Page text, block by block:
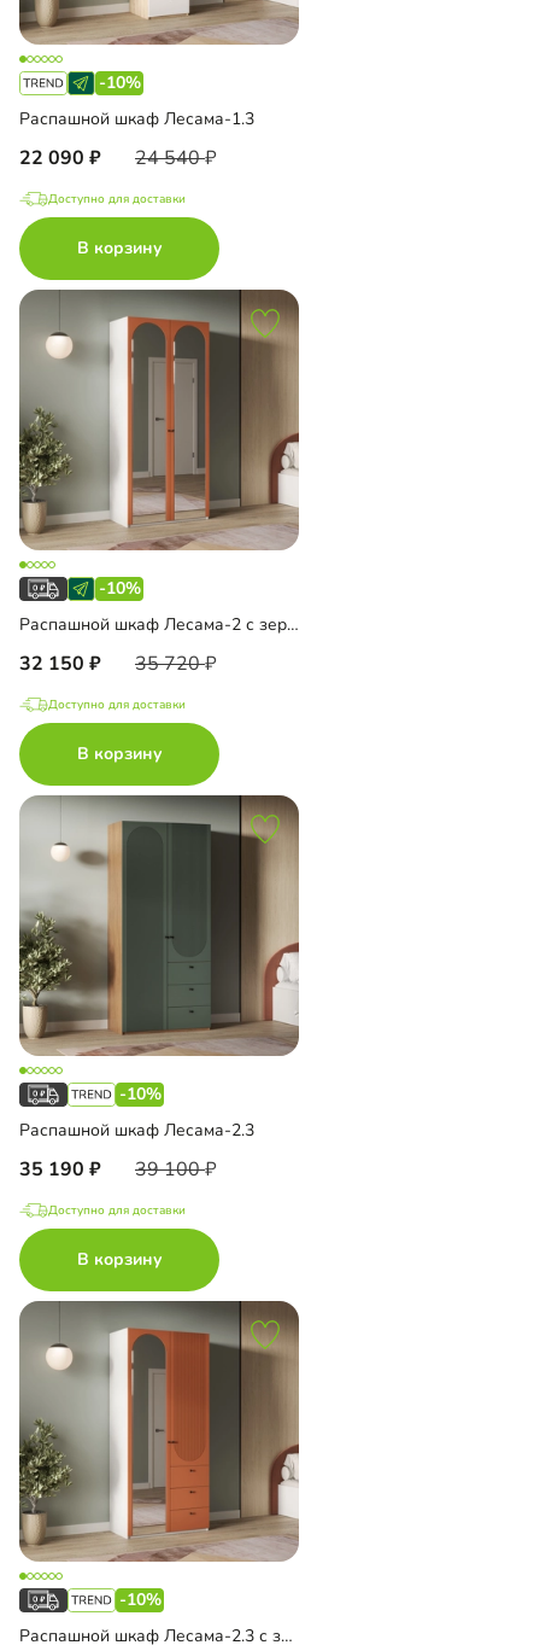
-10%
Распашной шкаф Лесама-1.3
22 090 24 540
Доступно для доставки
В корзину
-10%
Распашной шкаф Лесама-2 с зеркалом
32 150 35 720
Доступно для доставки
В корзину
-10%
Распашной шкаф Лесама-2.3
35 190 39 100
Доступно для доставки
В корзину
-10%
Распашной шкаф Лесама-2.3 с зеркалом